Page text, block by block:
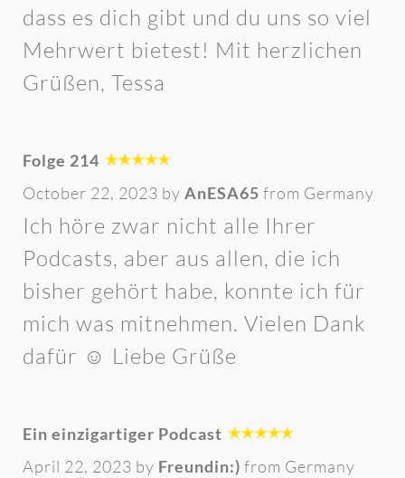
dass es dich gibt und du uns so viel
Mehrwert bietest! Mit herzlichen
Grüßen, Tessa
Folge 214
October 22, 2023 by AnESA65 from Germany
Ich höre zwar nicht alle Ihrer
Podcasts, aber aus allen, die ich
bisher gehört habe, konnte ich für
mich was mitnehmen. Vielen Dank
dafür ☺️ Liebe Grüße
Ein einzigartiger Podcast
April 22, 2023 by Freundin:) from Germany